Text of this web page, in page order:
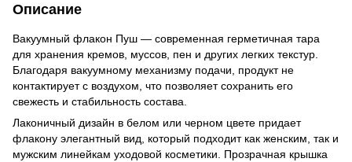
Описание
Вакуумный флакон Пуш — современная герметичная тара
для хранения кремов, муссов, пен и других легких текстур.
Благодаря вакуумному механизму подачи, продукт не
контактирует с воздухом, что позволяет сохранить его
свежесть и стабильность состава.
Лаконичный дизайн в белом или черном цвете придает
флакону элегантный вид, который подходит как женским, так и
мужским линейкам уходовой косметики. Прозрачная крышка